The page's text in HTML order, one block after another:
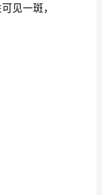
见一斑，